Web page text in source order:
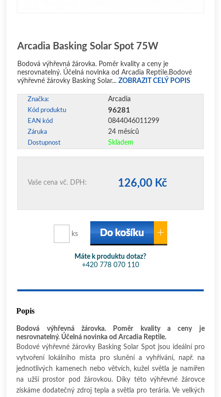
Arcadia Basking Solar Spot 75W
Bodová výhřevná žárovka. Poměr kvality a ceny je
nesrovnatelný. Účelná novinka od Arcadia Reptile.Bodové
výhřevné žárovky Basking Solar... ZOBRAZIT CELÝ POPIS
Značka: Arcadia
Kód produktu 96281
EAN kód 0844046011299
Záruka 24 měsíců
Dostupnost Skladem
Vaše cena vč. DPH: 126,00 Kč
ks
Máte k produktu dotaz?
+420 778 070 110
Popis
Bodová výhřevná žárovka. Poměr kvality a ceny je
nesrovnatelný. Účelná novinka od Arcadia Reptile.
Bodové výhřevné žárovky Basking Solar Spot jsou ideální pro
vytvoření lokálního místa pro slunění a vyhřívání, např. na
jednotlivých kamenech nebo větvích, kužel světla je namířen
na užší prostor pod žárovkou. Díky této výhřevné žárovce
získáme dodatečný zdroj tepla a světla pro terária. Ve velkých